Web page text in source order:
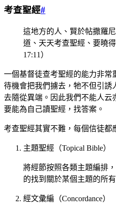
考查聖經#
這地方的人、賢於帖撒羅
道、天天考查聖經、要曉
17:11）
一個基督徒查考聖經的能力非常
待機會把我們擄去，牠不但引誘
去隨從異端。因此我們不能人云
要能為自己讀聖經，找答案。
考查聖經其實不難，每個信徒都
主題聖經（Topical Bible）
將經節按照各類主題編排
的找到關於某個主題的所有
經文彙編（Concordance）